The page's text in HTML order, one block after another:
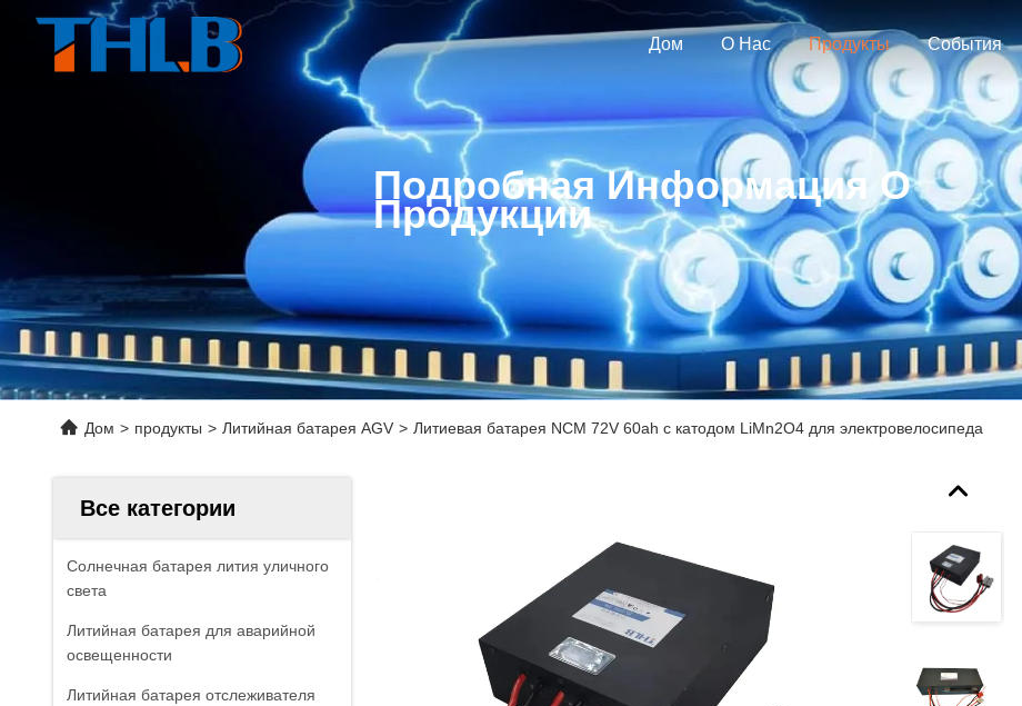
Дом О Нас Продукты События
Подробная Информация О
Продукции
Дом > продукты > Литийная батарея AGV > Литиевая батарея NCM 72V 60ah с катодом LiMn2O4 для электровелосипеда
Все категории
Солнечная батарея лития уличного
света
Литийная батарея для аварийной
освещенности
Литийная батарея отслеживателя